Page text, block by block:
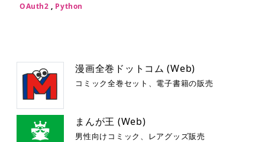
OAuth2, Python
漫画全巻ドットコム (Web)
コミック全巻セット、電子書籍の販売
まんが王 (Web)
男性向けコミック、レアグッズ販売